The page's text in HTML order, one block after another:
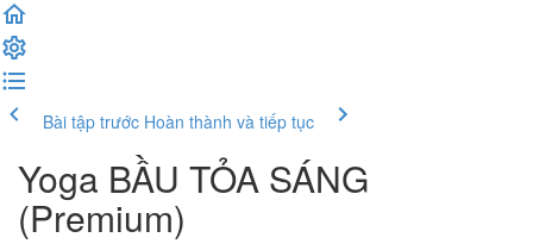
Bài tập trước Hoàn thành và tiếp tục
Yoga BẦU TỎA SÁNG
(Premium)